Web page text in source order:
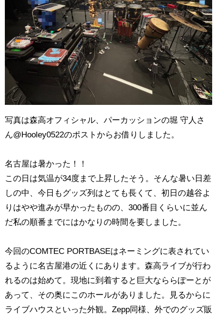
写真は森高オフィシャル、パーカッションの堀 守人さ
ん@Hooley0522のポストからお借りしました。
名古屋は暑かった！！
この日は気温が34度まで上昇したそう。そんな暑い日差
しの中、今日もグッズ列はとても長くて、初日の越谷よ
りはやや進みが早かったものの、300番目くらいに並ん
だ私の順番までにはかなりの時間を要しました。
今回のCOMTEC PORTBASEはネーミングに表されてい
るように名古屋港の近くにあります。森高ライブが行わ
れるのは始めて。現地に到着すると巨大なららぽーとが
あって、その奥にこのホールがありました。見るからに
ライブハウスといった外観。Zepp同様、外でのグッズ販